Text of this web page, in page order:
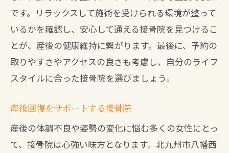
です。リラックスして施術を受けられる環境が整って
いるかを確認し、安心して通える接骨院を見つけるこ
とが、産後の健康維持に繋がります。最後に、予約の
取りやすさやアクセスの良さも考慮し、自分のライフ
スタイルに合った接骨院を選びましょう。
産後回復をサポートする接骨院
産後の体調不良や姿勢の変化に悩む多くの女性にとっ
て、接骨院は心強い味方となります。北九州市八幡西